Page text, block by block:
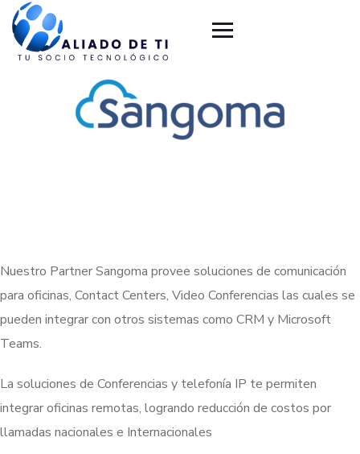
Nuestro Partner Sangoma provee soluciones de comunicación
para oficinas, Contact Centers, Video Conferencias las cuales se
pueden integrar con otros sistemas como CRM y Microsoft
Teams.
La soluciones de Conferencias y telefonía IP te permiten
integrar oficinas remotas, logrando reducción de costos por
llamadas nacionales e Internacionales